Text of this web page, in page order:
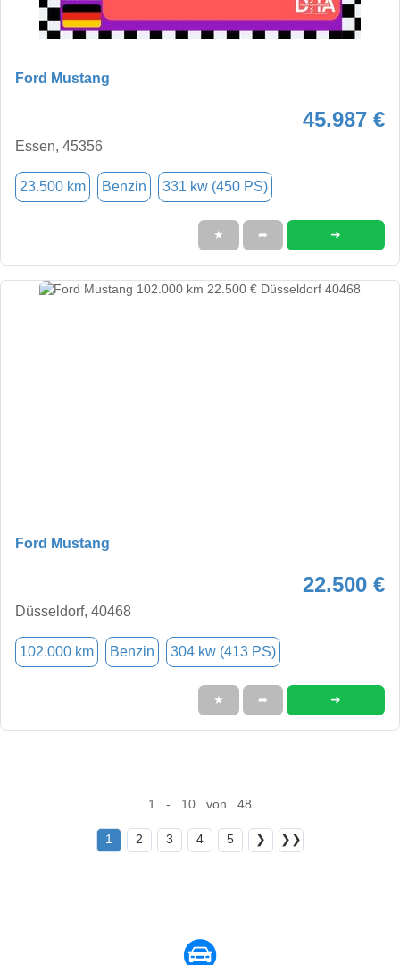
Ford Mustang
45.987 €
Essen, 45356
23.500 km Benzin 331 kw (450 PS)
★ ➦ ➜
Ford Mustang
22.500 €
Düsseldorf, 40468
102.000 km Benzin 304 kw (413 PS)
★ ➦ ➜
1 - 10 von 48
1 2 3 4 5 ❯ ❯❯